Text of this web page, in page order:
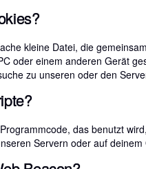
kleine Datei, die
oder einem anderen Gerät
zu unseren oder den
das benutzt
Servern oder auf